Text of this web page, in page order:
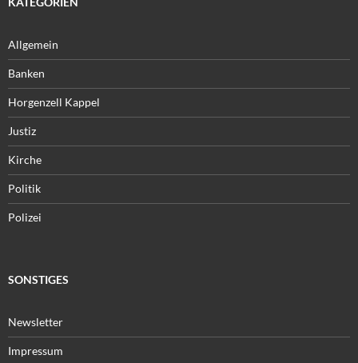
Allgemein
Banken
Horgenzell Kappel
Justiz
Kirche
Politik
Polizei
SONSTIGES
Newsletter
Impressum